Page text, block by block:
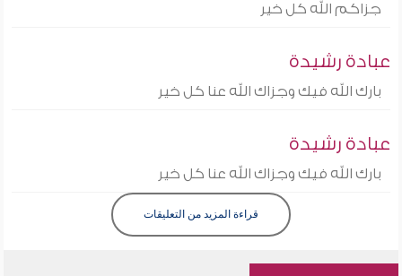
جزاكم الله كل خير
عبادة رشيدة
بارك الله فيك وجزاك الله عنا كل خير
عبادة رشيدة
بارك الله فيك وجزاك الله عنا كل خير
قراءة المزيد من التعليقات